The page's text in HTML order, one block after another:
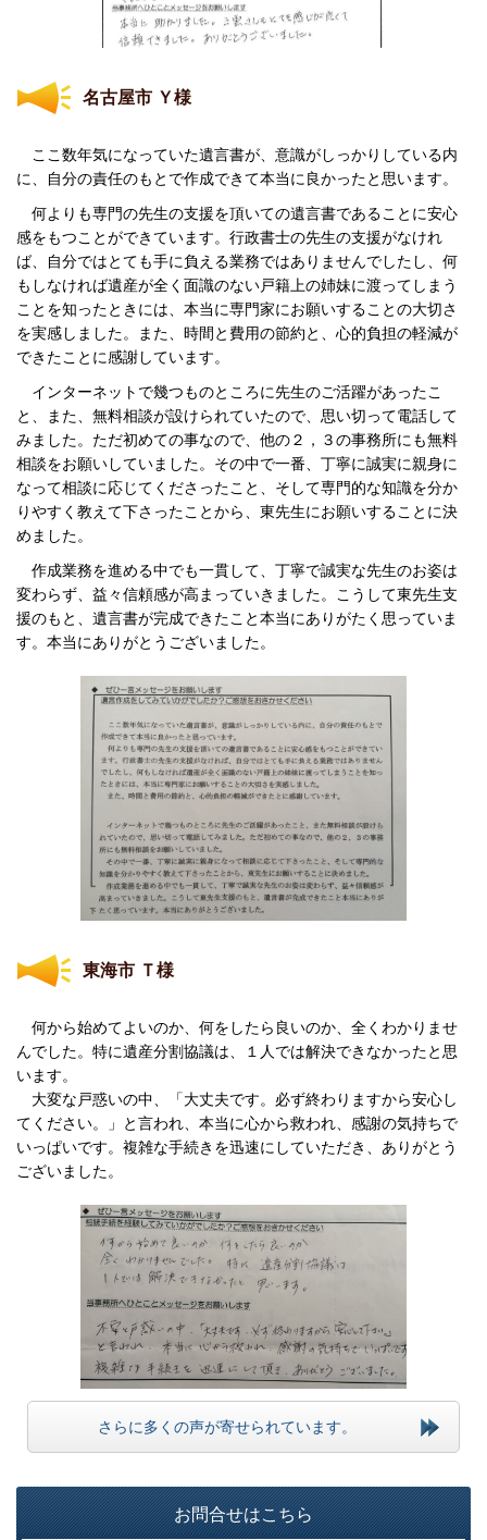
名古屋市 Ｙ様
ここ数年気になっていた遺言書が、意識がしっかりしている内
に、自分の責任のもとで作成できて本当に良かったと思います。
何よりも専門の先生の支援を頂いての遺言書であることに安心
感をもつことができています。行政書士の先生の支援がなけれ
ば、自分ではとても手に負える業務ではありませんでしたし、何
もしなければ遺産が全く面識のない戸籍上の姉妹に渡ってしまう
ことを知ったときには、本当に専門家にお願いすることの大切さ
を実感しました。
また、時間と費用の節約と、心的負担の軽減が
できたことに感謝しています。
インターネットで幾つものところに先生のご活躍があったこ
と、また、無料相談が設けられていたので、思い切って電話して
みました。ただ初めての事なので、他の２，３の事務所にも無料
相談をお願いしていました。 その中で一番、丁寧に誠実に親身に
なって相談に応じてくださったこと、そして専門的な知識を分か
りやすく教えて下さったことから、東先生にお願いすることに決
めました。
作成業務を進める中でも一貫して、丁寧で誠実な先生のお姿は
変わらず、益々信頼感が高まっていきました。こうして東先生支
援のもと、遺言書が完成できたこと本当にありがたく思っていま
す。本当にありがとうございました。
東海市 Ｔ様
何から始めてよいのか、何をしたら良いのか、全くわかりませ
んでした。特に遺産分割協議は、１人では解決できなかったと思
います。
大変な戸惑いの中、「大丈夫です。必ず終わりますから安心し
てください。」と言われ、本当に心から救われ、感謝の気持ちで
いっぱいです。複雑な手続きを迅速にしていただき、ありがとう
ございました。
さらに多くの声が寄せられています。
お問合せはこちら